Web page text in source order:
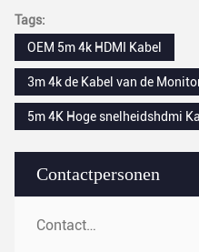
Contactpersonen
Contactpersonen:
Tags:
OEM 5m 4k HDMI Kabel
3m 4k de Kabel van de
5m 4K Hoge snelheidshdmi